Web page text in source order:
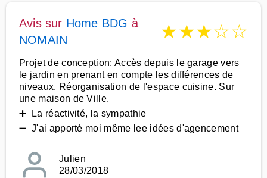
Avis sur Home BDG à
NOMAIN
★★★☆☆
Projet de conception: Accès depuis le garage vers
le jardin en prenant en compte les différences de
niveaux. Réorganisation de l'espace cuisine. Sur
une maison de Ville.
➕ La réactivité, la sympathie
➖ J'ai apporté moi même lee idées d'agencement
Julien
28/03/2018